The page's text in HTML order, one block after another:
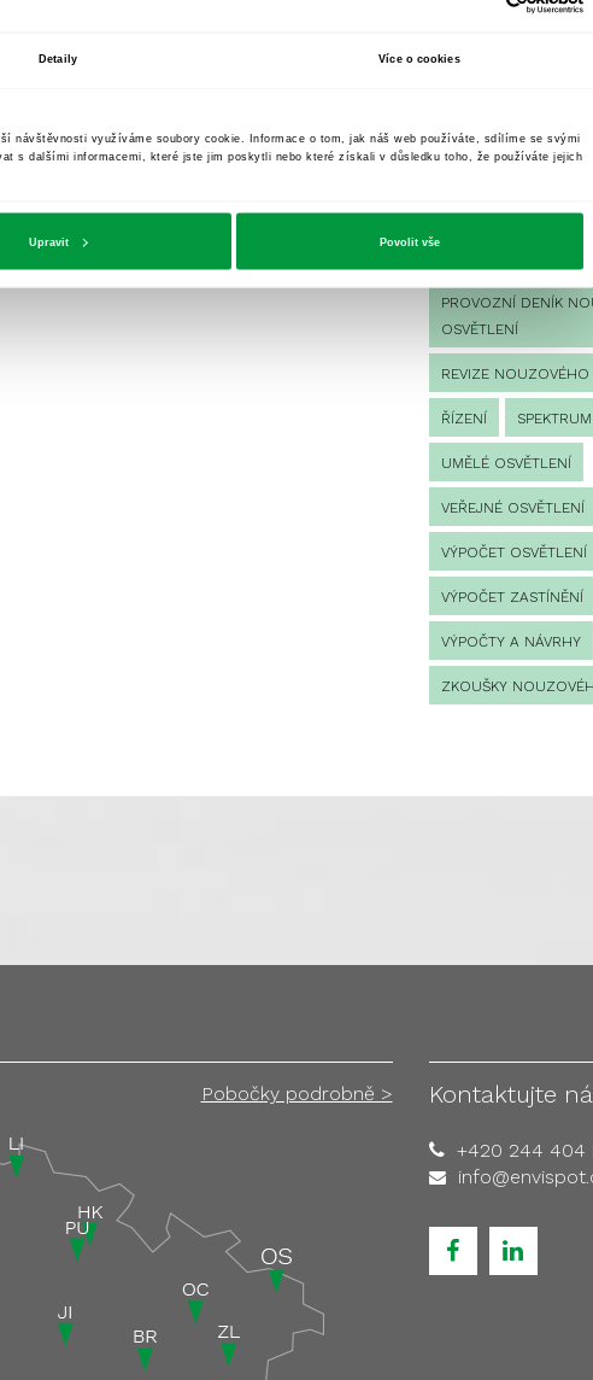
Detaily Více o cookies
návštěvnosti využíváme soubory cookie. Informace o tom, jak náš web používáte, sdílíme se svými
s dalšími informacemi, které jste jim poskytli nebo které získali v důsledku toho, že používáte jejich
Upravit Povolit vše
OSVĚTLENÍ
OSVĚTLENÍ
OSVĚTLENÍ
POULIČNÍ OSVĚTLENÍ
PROTIPANICKÉ
PROVOZNÍ DENÍK
OSVĚTLENÍ
REVIZE NOUZOVÉHO
ŘÍZENÍ SPEKTRUM
UMĚLÉ OSVĚTLENÍ
VEŘEJNÉ OSVĚTLENÍ
VÝPOČET OSVĚTLENÍ
VÝPOČET ZASTÍNĚNÍ
VÝPOČTY A NÁVRHY
ZKOUŠKY
Pobočky podrobně > Kontaktujte
+420 244 404